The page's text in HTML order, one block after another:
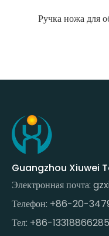
Guangzhou Xiuwei
Электронная почта:
Телефон: +86-20-
Тел: +86-13318866285